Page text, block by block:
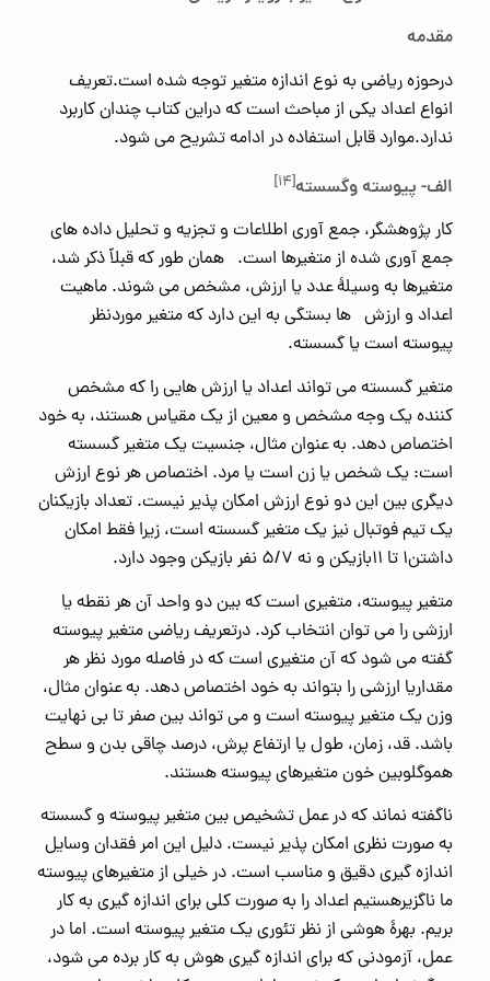
مقدمه
درحوزه ریاضی به نوع اندازه متغیر توجه شده است.تعریف
انواع اعداد یکی از مباحث است که دراین کتاب چندان کاربرد
ندارد.موارد قابل استفاده در ادامه تشریح می شود.
الف- پیوسته وگسسته[۱۴]
کار پژوهشگر، جمع آوری اطلاعات و تجزیه و تحلیل داده های
جمع آوری شده از متغیرها است. همان طور که قبلاً ذکر شد،
متغیرها به وسیلۀ عدد یا ارزش، مشخص می شوند. ماهیت
اعداد و ارزش ها بستگی به این دارد که متغیر موردنظر
پیوسته است یا گسسته.
متغیر گسسته می تواند اعداد یا ارزش هایی را که مشخص
کننده یک وجه مشخص و معین از یک مقیاس هستند، به خود
اختصاص دهد. به عنوان مثال، جنسیت یک متغیر گسسته
است: یک شخص یا زن است یا مرد. اختصاص هر نوع ارزش
دیگری بین این دو نوع ارزش امکان پذیر نیست. تعداد بازیکنان
یک تیم فوتبال نیز یک متغیر گسسته است، زیرا فقط امکان
داشتن۱ تا ۱۱بازیکن و نه ۵/۷ نفر بازیکن وجود دارد.
متغیر پیوسته، متغیری است که بین دو واحد آن هر نقطه یا
ارزشی را می توان انتخاب کرد. درتعریف ریاضی متغیر پیوسته
گفته می شود که آن متغیری است که در فاصله مورد نظر هر
مقداریا ارزشی را بتواند به خود اختصاص دهد. به عنوان مثال،
وزن یک متغیر پیوسته است و می تواند بین صفر تا بی نهایت
باشد. قد، زمان، طول یا ارتفاع پرش، درصد چاقی بدن و سطح
هموگلوبین خون متغیرهای پیوسته هستند.
ناگفته نماند که در عمل تشخیص بین متغیر پیوسته و گسسته
به صورت نظری امکان پذیر نیست. دلیل این امر فقدان وسایل
اندازه گیری دقیق و مناسب است. در خیلی از متغیرهای پیوسته
ما ناگزیرهستیم اعداد را به صورت کلی برای اندازه گیری به کار
بریم. بهرۀ هوشی از نظر تئوری یک متغیر پیوسته است. اما در
عمل، آزمودنی که برای اندازه گیری هوش به کار برده می شود،